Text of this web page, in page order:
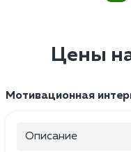
Цены
Мотивационная
Описание